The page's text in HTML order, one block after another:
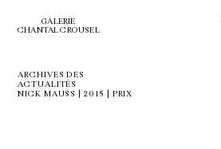
GALERIE
CHANTAL CROUSEL
ARCHIVES DES
ACTUALITÉS
NICK MAUSS | 2015 | PRIX